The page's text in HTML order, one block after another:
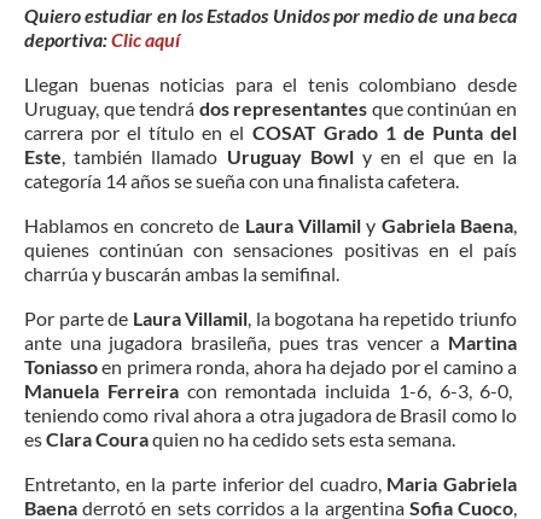
Quiero estudiar en los Estados Unidos por medio de una beca
deportiva:Clic aquí
Llegan buenas noticias para el tenis colombiano desde
Uruguay, que tendrá dos representantes que continúan en
carrera por el título en el COSAT Grado 1 de Punta del
Este , también llamado Uruguay Bowly en el que en la
categoría 14 años se sueña con una finalista cafetera.
Hablamos en concreto de Laura Villamily Gabriela Baena
quienes continúan con sensaciones positivas en el país
charrúa y buscarán ambas la semifinal.
Por parte de Laura Villamil , la bogotana ha repetido triunfo
ante una jugadora brasileña, pues tras vencer a Martina
Toniassoen primera ronda, ahora ha dejado por el camino a
Manuela Ferreiracon remontada incluida 1-6, 6-3, 6-0,
teniendo como rival ahora a otra jugadora de Brasil como lo
esClara Couraquien no ha cedido sets esta semana.
Entretanto, en la parte inferior del cuadro, Maria Gabriela
Baena derrotó en sets corridos a la argentinaSofia Cuoco